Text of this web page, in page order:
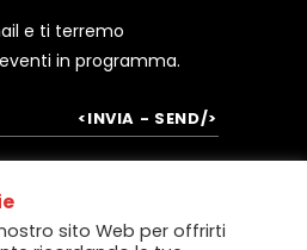
e ti terremo
in programma.
sito Web per offrirti